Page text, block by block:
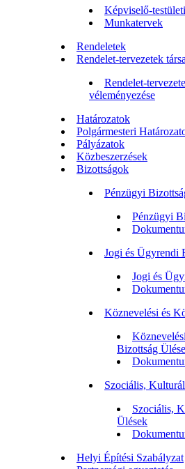
Képviselő-
Munkatervek
Rendeletek
Rendelet-tervezetek
Rendelet-
véleményezése
Határozatok
Polgármesteri
Pályázatok
Közbeszerzések
Bizottságok
Pénzügyi
Pénzügyi
Jogi és Ügyrendi
Jogi és
Köznevelési és
Bizottság
Szociális,
Szociális,
Ülések
Helyi Építési Szabályzat